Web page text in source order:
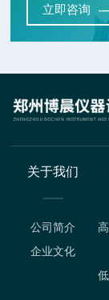
立即咨询
关于我们
公司简介
企业文化